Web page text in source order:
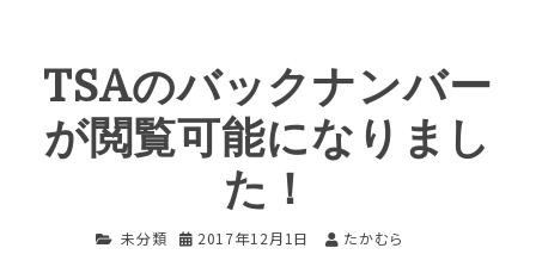
TSAのバックナンバー
が閲覧可能になりまし
た！
未分類 2017年12月1日 たかむら